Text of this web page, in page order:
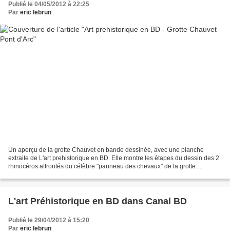
Publié le 04/05/2012 à 22:25
Par eric lebrun
Un aperçu de la grotte Chauvet en bande dessinée, avec une planche
extraite de L'art prehistorique en BD. Elle montre les étapes du dessin des 2
rhinocéros affrontés du célèbre "panneau des chevaux" de la grotte
L'art Préhistorique en BD dans Canal BD
Publié le 29/04/2012 à 15:20
Par eric lebrun